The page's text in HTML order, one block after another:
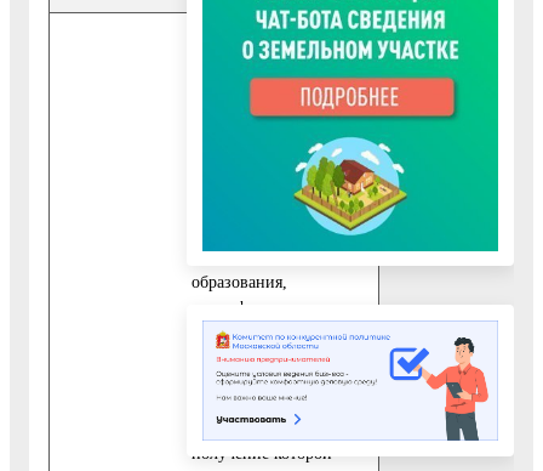
Срок предоставления
муниципальной услуги
не может превышать 30
даты регистрации
запроса заявителя о
предоставлении
муниципальной услуги
в Управлении
образования,
многофункциональном
центре.
Срок предоставления
муниципальной
услуги, запрос на
получение которой